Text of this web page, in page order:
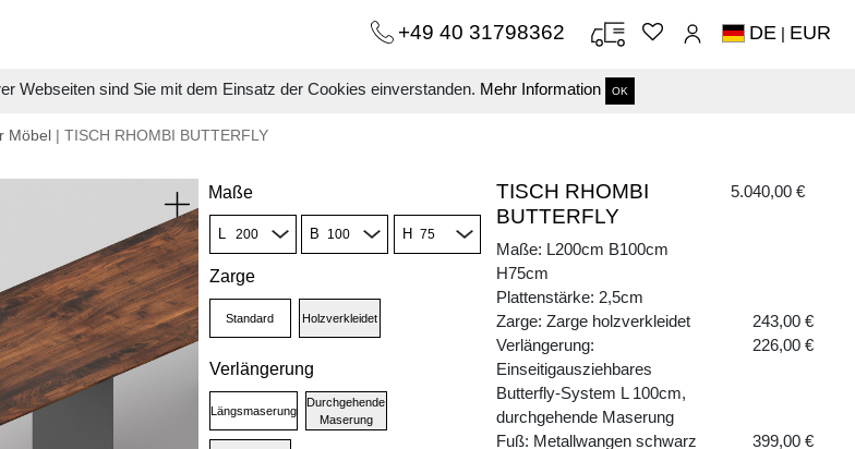
Webseiten sind Sie mit dem Einsatz der Cookies einverstanden. Mehr Information OK
+49 40 31798362 DE | EUR
Möbel | TISCH RHOMBI BUTTERFLY
Maße
L B H
Zarge
Standard Holzverkleidet
Verlängerung
Längsmaserung
Durchgehende
Maserung
TISCH RHOMBI
BUTTERFLY
5.040,00 €
Maße: L200cm B100cm
H75cm
Plattenstärke: 2,5cm
Zarge: Zarge holzverkleidet
243,00 €
Verlängerung:
Einseitigausziehbares
Butterfly-System L 100cm,
durchgehende Maserung
226,00 €
Fuß: Metallwangen schwarz
399,00 €